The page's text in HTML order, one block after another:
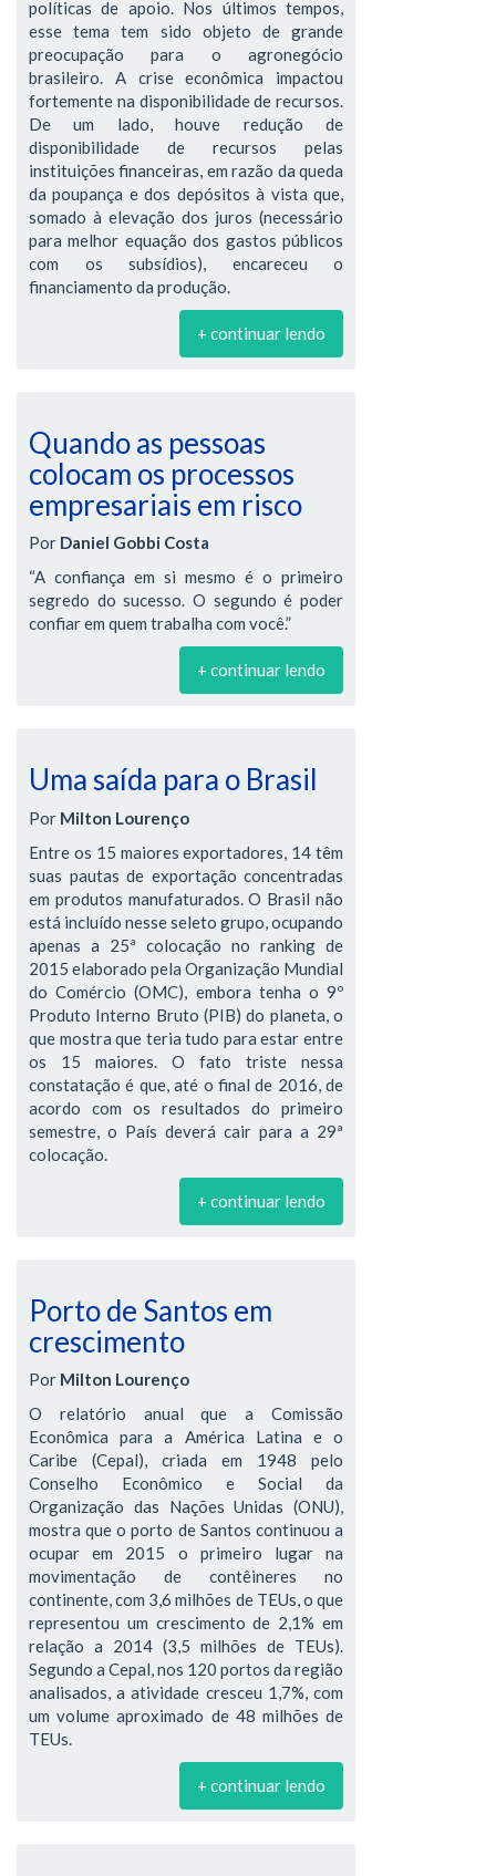
políticas de apoio. Nos últimos tempos,
esse tema tem sido objeto de grande
preocupação para o agronegócio
brasileiro. A crise econômica impactou
fortemente na disponibilidade de recursos.
De um lado, houve redução de
disponibilidade de recursos pelas
instituições financeiras, em razão da queda
da poupança e dos depósitos à vista que,
somado à elevação dos juros (necessário
para melhor equação dos gastos públicos
com os subsídios), encareceu o
financiamento da produção.
+ continuar lendo
Quando as pessoas
colocam os processos
empresariais em risco
Por Daniel Gobbi Costa
“A confiança em si mesmo é o primeiro
segredo do sucesso. O segundo é poder
confiar em quem trabalha com você.”
+ continuar lendo
Uma saída para o Brasil
Por Milton Lourenço
Entre os 15 maiores exportadores, 14 têm
suas pautas de exportação concentradas
em produtos manufaturados. O Brasil não
está incluído nesse seleto grupo, ocupando
apenas a 25ª colocação no ranking de
2015 elaborado pela Organização Mundial
do Comércio (OMC), embora tenha o 9º
Produto Interno Bruto (PIB) do planeta, o
que mostra que teria tudo para estar entre
os 15 maiores. O fato triste nessa
constatação é que, até o final de 2016, de
acordo com os resultados do primeiro
semestre, o País deverá cair para a 29ª
colocação.
+ continuar lendo
Porto de Santos em
crescimento
Por Milton Lourenço
O relatório anual que a Comissão
Econômica para a América Latina e o
Caribe (Cepal), criada em 1948 pelo
Conselho Econômico e Social da
Organização das Nações Unidas (ONU),
mostra que o porto de Santos continuou a
ocupar em 2015 o primeiro lugar na
movimentação de contêineres no
continente, com 3,6 milhões de TEUs, o que
representou um crescimento de 2,1% em
relação a 2014 (3,5 milhões de TEUs).
Segundo a Cepal, nos 120 portos da região
analisados, a atividade cresceu 1,7%, com
um volume aproximado de 48 milhões de
TEUs.
+ continuar lendo